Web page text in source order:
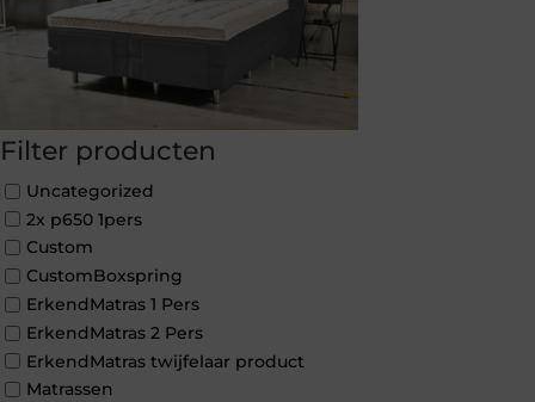
Filter producten
Uncategorized
2x p650 1pers
Custom
CustomBoxspring
ErkendMatras 1 Pers
ErkendMatras 2 Pers
ErkendMatras twijfelaar product
Matrassen